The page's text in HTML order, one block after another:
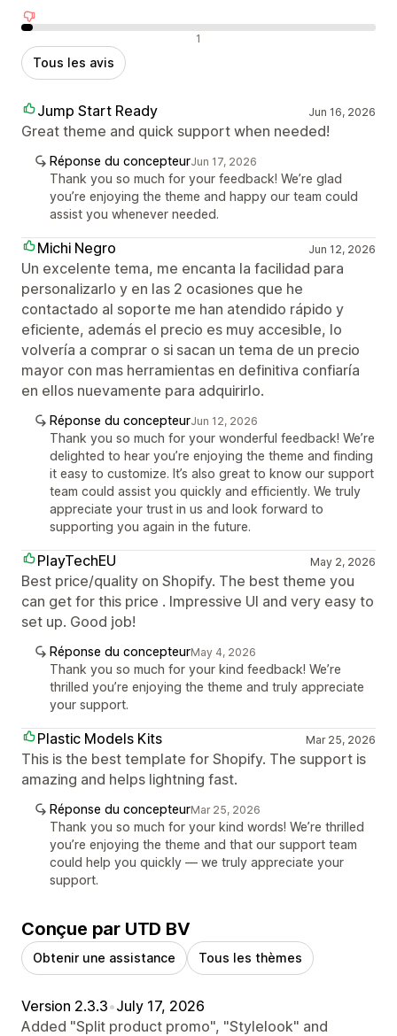
Avis négatifs 1
Tous les avis
Jump Start Ready Jun 16, 2026
Great theme and quick support when needed!
Réponse du concepteurJun 17, 2026
Thank you so much for your feedback! We’re glad
you’re enjoying the theme and happy our team could
assist you whenever needed.
Michi Negro Jun 12, 2026
Un excelente tema, me encanta la facilidad para
personalizarlo y en las 2 ocasiones que he
contactado al soporte me han atendido rápido y
eficiente, además el precio es muy accesible, lo
volvería a comprar o si sacan un tema de un precio
mayor con mas herramientas en definitiva confiaría
en ellos nuevamente para adquirirlo.
Réponse du concepteurJun 12, 2026
Thank you so much for your wonderful feedback! We’re
delighted to hear you’re enjoying the theme and finding
it easy to customize. It’s also great to know our support
team could assist you quickly and efficiently. We truly
appreciate your trust in us and look forward to
supporting you again in the future.
PlayTechEU May 2, 2026
Best price/quality on Shopify. The best theme you
can get for this price . Impressive UI and very easy to
set up. Good job!
Réponse du concepteurMay 4, 2026
Thank you so much for your kind feedback! We’re
thrilled you’re enjoying the theme and truly appreciate
your support.
Plastic Models Kits Mar 25, 2026
This is the best template for Shopify. The support is
amazing and helps lightning fast.
Réponse du concepteurMar 25, 2026
Thank you so much for your kind words! We’re thrilled
you’re enjoying the theme and that our support team
could help you quickly — we truly appreciate your
support.
Conçue par UTD BV
Obtenir une assistance Tous les thèmes
Version 2.3.3•July 17, 2026
Added "Split product promo", "Stylelook" and